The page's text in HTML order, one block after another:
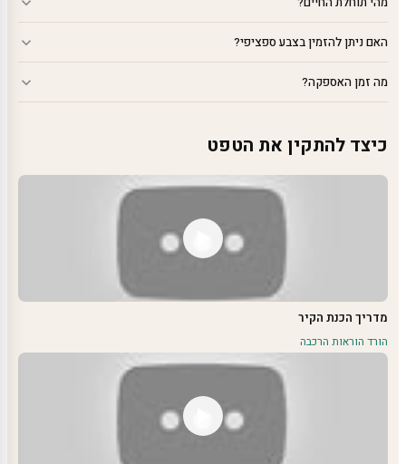
האם ניתן להזמין בצבע ספציפי?
מה זמן האספקה?
כיצד להתקין את הטפט
מדריך הכנת הקיר
הורד הוראות הרכבה